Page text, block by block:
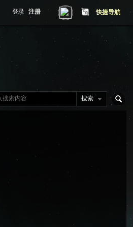
快捷导航
登录 注册
搜索